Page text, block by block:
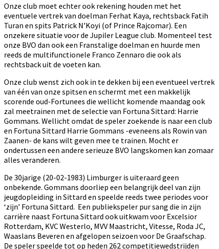
Onze club moet echter ook rekening houden met het
eventuele vertrek van doelman Ferhat Kaya, rechtsback Fatih
Turan en spits Patrick N’Koyi (of Prince Rajcomar). Een
onzekere situatie voor de Jupiler League club. Momenteel test
onze BVO dan ook een Franstalige doelman en huurde men
reeds de multifunctionele Franco Zennaro die ook als
rechtsback uit de voeten kan.
Onze club wenst zich ook in te dekken bij een eventueel vertrek
van één van onze spitsen en schermt met een makkelijk
scorende oud-Fortunees die wellicht komende maandag ook
zal meetrainen met de selectie van Fortuna Sittard: Harrie
Gommans. Wellicht omdat de speler zoekende is naar een club
en Fortuna Sittard Harrie Gommans -eveneens als Rowin van
Zaanen- de kans wilt geven mee te trainen. Mocht er
ondertussen een andere serieuze BVO langskomen kan zomaar
alles veranderen.
De 30jarige (20-02-1983) Limburger is uiteraard geen
onbekende. Gommans doorliep een belangrijk deel van zijn
jeugdopleiding in Sittard en speelde reeds twee periodes voor
‘zijn’ Fortuna Sittard. Een publiekspeler pur sang die in zijn
carrière naast Fortuna Sittard ook uitkwam voor Excelsior
Rotterdam, KVC Westerlo, MVV Maastricht, Vitesse, Roda JC,
Waaslans Beveren en afgelopen seizoen voor De Graafschap.
De speler speelde tot op heden 262 competitiewedstrijden